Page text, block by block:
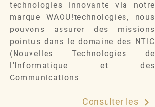
technologies innovante via notre
marque WAOU!technologies, nous
pouvons assurer des missions
pointus dans le domaine des NTIC
(Nouvelles Technologies de
l'Informatique et des
Communications
Consulter les